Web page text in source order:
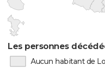
Les personnes
Aucun habitant de